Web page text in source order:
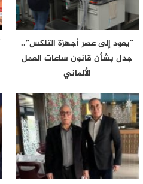
“يعود إلى عصر أجهزة التلكس”..
جدل بشأن قانون ساعات العمل
الألماني